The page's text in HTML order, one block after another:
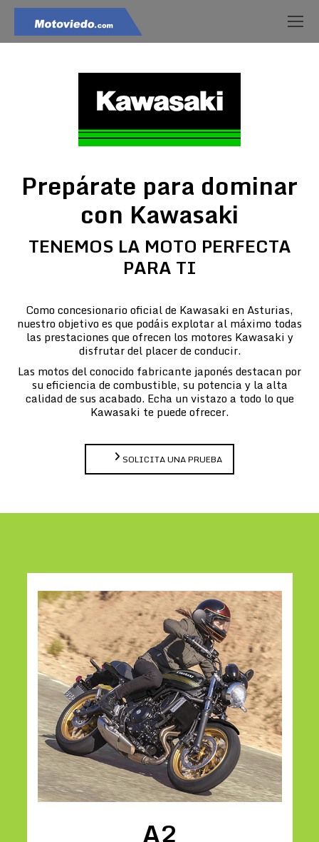
Prepárate para dominar
con Kawasaki
TENEMOS LA MOTO PERFECTA
PARA TI
Como concesionario oficial de Kawasaki en Asturias,
nuestro objetivo es que podáis explotar al máximo todas
las prestaciones que ofrecen los motores Kawasaki y
disfrutar del placer de conducir.
Las motos del conocido fabricante japonés destacan por
su eficiencia de combustible, su potencia y la alta
calidad de sus acabado. Echa un vistazo a todo lo que
Kawasaki te puede ofrecer.
SOLICITA UNA PRUEBA
A2